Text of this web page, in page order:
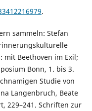
.
sammeln: Stefan
mit Beethoven im Exil;
Bonn, 1. bis 3.
Studie von
Langenbruch, Beate
229–241. Schriften zur